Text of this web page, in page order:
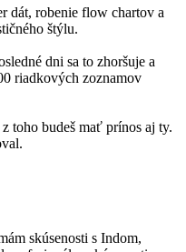
dát, robenie flow chartov a
štýlu.
dni sa to zhoršuje a
riadkových zoznamov
toho budeš mať prínos aj ty.
skúsenosti s Indom,